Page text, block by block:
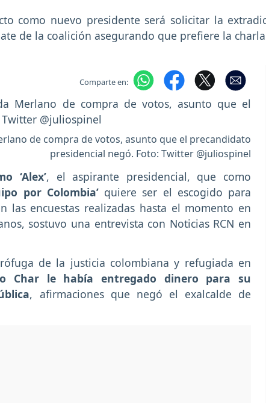
como nuevo presidente será solicitar la
de la coalición asegurando que prefiere la
Comparte en:
de compra de votos, asunto que el precandidato
presidencial negó. Foto: Twitter @juliospinel
‘Alex’, el aspirante presidencial, que como
por Colombia’quiere ser el escogido para
las encuestas realizadas hasta el momento en
sostuvo una entrevista con Noticias RCN en
de la justicia colombiana y refugiada en
Char le había entregado dinero para su
, afirmaciones que negó el exalcalde de